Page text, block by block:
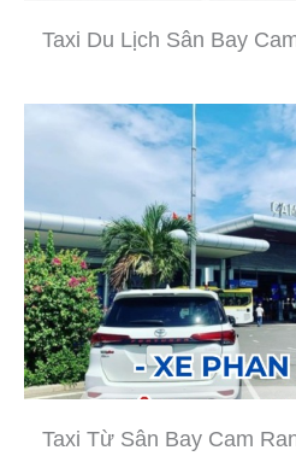
Taxi Du Lịch Sân Bay
Taxi Từ Sân Bay Cam